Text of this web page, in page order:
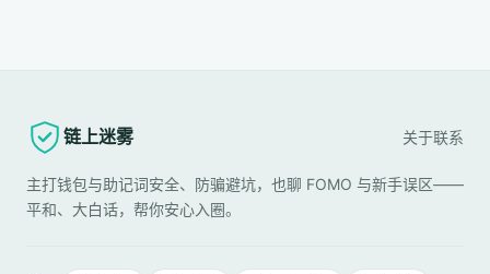
链上迷雾 关于联系
主打钱包与助记词安全、防骗避坑，也聊 FOMO 与新手误区——
平和、大白话，帮你安心入圈。